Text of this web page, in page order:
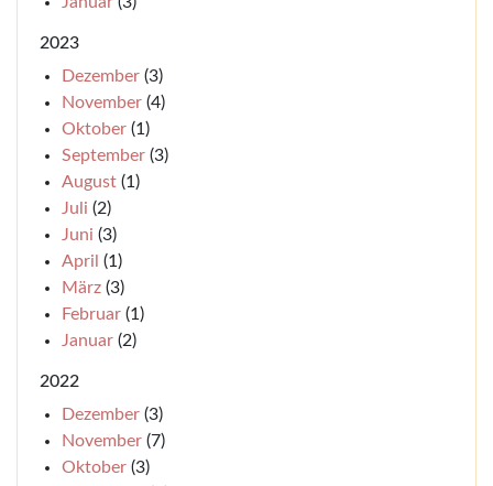
2023
Dezember (3)
November (4)
Oktober (1)
September (3)
August (1)
Juli (2)
Juni (3)
April (1)
März (3)
Februar (1)
Januar (2)
2022
Dezember (3)
November (7)
Oktober (3)